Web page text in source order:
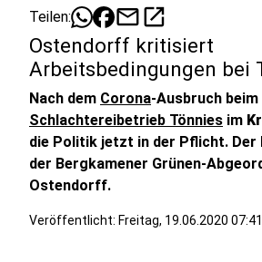
Teilen: mailopen_in_new
Ostendorff kritisiert
Arbeitsbedingungen bei
Nach dem Corona-Ausbruch beim
Schlachtereibetrieb Tönnies im
die Politik jetzt in der Pflicht. Der
der Bergkamener Grünen-
Ostendorff.
Veröffentlicht: Freitag, 19.06.2020 07:41